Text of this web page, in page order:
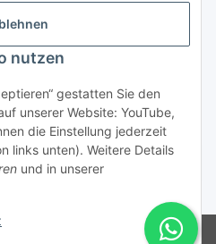
nutzen
gestatten Sie den
unserer Website: YouTube,
die Einstellung jederzeit
links unten). Weitere Details
und in unserer
widerrufen
Str. 63 - 46354 Südlohn